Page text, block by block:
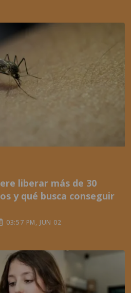
liberar más de 30
y qué busca conseguir
03:57 PM, JUN 02